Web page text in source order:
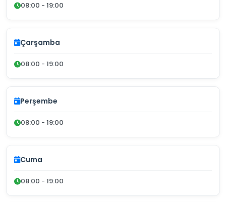
08:00 - 19:00
Çarşamba
08:00 - 19:00
Perşembe
08:00 - 19:00
Cuma
08:00 - 19:00